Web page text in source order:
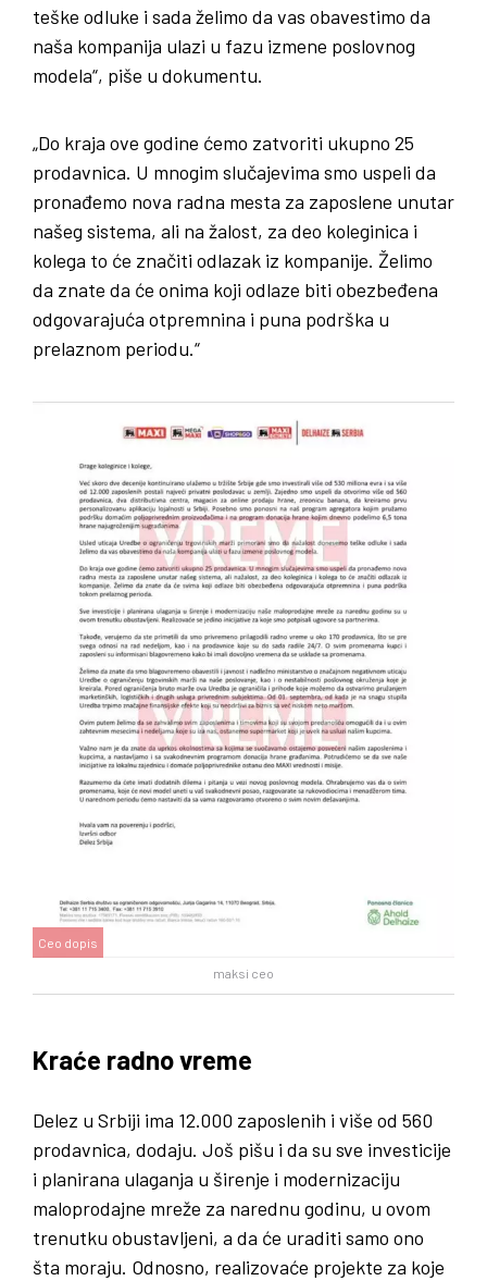
teške odluke i sada želimo da vas obavestimo da
naša kompanija ulazi u fazu izmene poslovnog
modela“, piše u dokumentu.
„Do kraja ove godine ćemo zatvoriti ukupno 25
prodavnica. U mnogim slučajevima smo uspeli da
pronađemo nova radna mesta za zaposlene unutar
našeg sistema, ali na žalost, za deo koleginica i
kolega to će značiti odlazak iz kompanije. Želimo
da znate da će onima koji odlaze biti obezbeđena
odgovarajuća otpremnina i puna podrška u
prelaznom periodu.“
maksi ceo
Ceo dopis
Kraće radno vreme
Delez u Srbiji ima 12.000 zaposlenih i više od 560
prodavnica, dodaju. Još pišu i da su sve investicije
i planirana ulaganja u širenje i modernizaciju
maloprodajne mreže za narednu godinu, u ovom
trenutku obustavljeni, a da će uraditi samo ono
šta moraju. Odnosno, realizovaće projekte za koje